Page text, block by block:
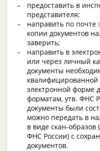
предоставить в
представителя;
направить по
копии документов
заверить;
направить в
или через личный
документы
электронной форме
форматам, утв. ФНС
документы были
можно передать в
в виде скан-
ФНС России) с
документов.